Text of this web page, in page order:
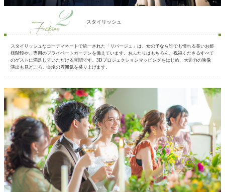
スタイリッシュ
スタイリッシュなコーディネートで統一された「リバージュ」は、女の子なら誰でも憧れる長いお姫
様階段や、専用のプライベートガーデンを備えています。おふたりはもちろん、祝福くださるすべて
のゲストに満足していただける空間です。3Dプロジェクションマッピングをはじめ、大迫力の映像
演出も見どころ。会場の雰囲気を盛り上げます。